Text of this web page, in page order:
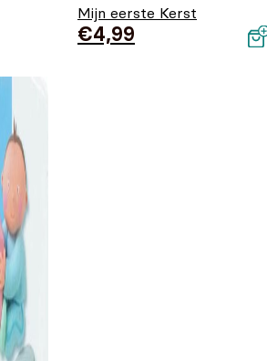
Mijn eerste Kerst
€4,99